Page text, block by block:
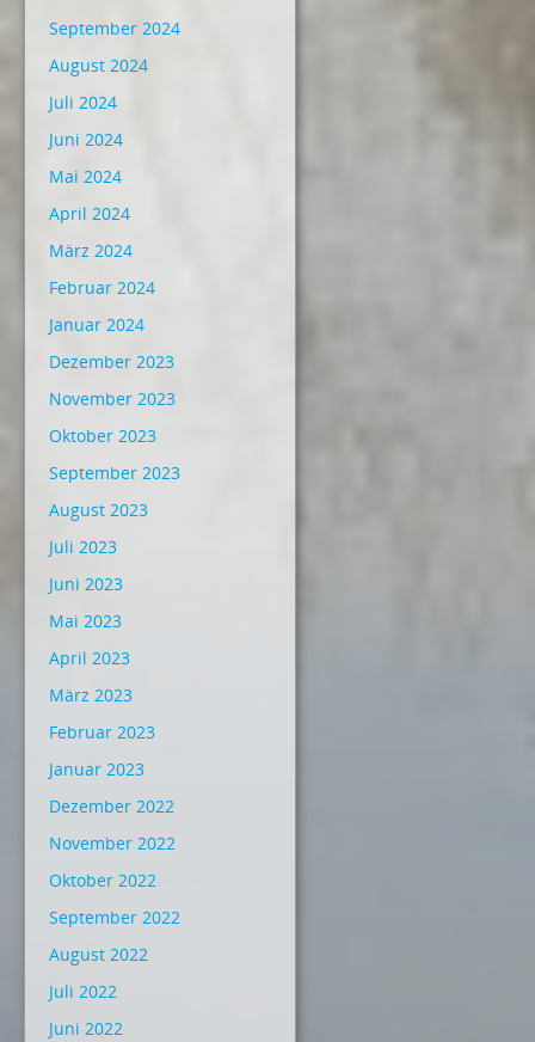
September 2024
August 2024
Juli 2024
Juni 2024
Mai 2024
April 2024
März 2024
Februar 2024
Januar 2024
Dezember 2023
November 2023
Oktober 2023
September 2023
August 2023
Juli 2023
Juni 2023
Mai 2023
April 2023
März 2023
Februar 2023
Januar 2023
Dezember 2022
November 2022
Oktober 2022
September 2022
August 2022
Juli 2022
Juni 2022